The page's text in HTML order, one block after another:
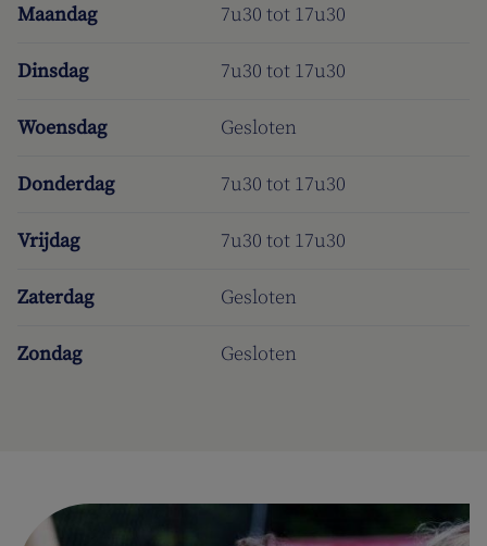
Maandag 7u30 tot 17u30
Dinsdag 7u30 tot 17u30
Woensdag Gesloten
Donderdag 7u30 tot 17u30
Vrijdag 7u30 tot 17u30
Zaterdag Gesloten
Zondag Gesloten